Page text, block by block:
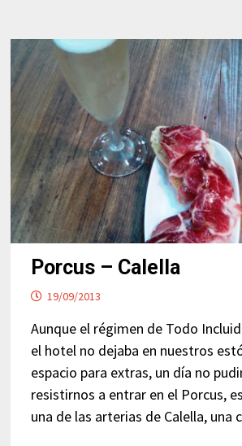
Porcus – Calella
19/09/2013
Aunque el régimen de Todo
el hotel no dejaba en nuestros
espacio para extras, un día no
resistirnos a entrar en el Porcus,
una de las arterias de Calella, una